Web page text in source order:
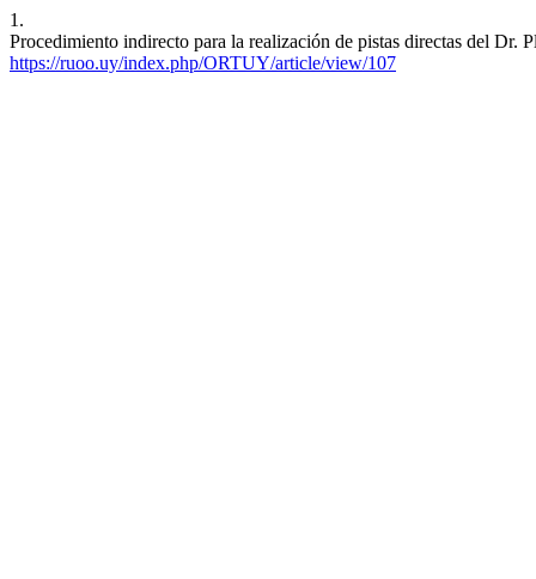
1.
Procedimiento indirecto para la realización de pistas directas del Dr.
https://ruoo.uy/index.php/ORTUY/article/view/107